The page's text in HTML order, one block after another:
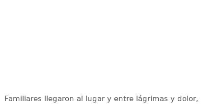
Familiares llegaron al lugar y entre lágrimas y dolor,